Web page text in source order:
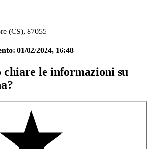
(CS), 87055
01/02/2024, 16:48
chiare le informazioni su